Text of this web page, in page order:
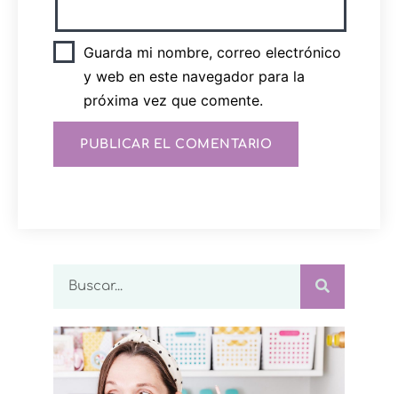
Guarda mi nombre, correo electrónico
y web en este navegador para la
próxima vez que comente.